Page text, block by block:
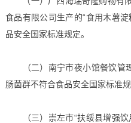
食品有限公司生产的“食用木薯
品安全国家标准规定。
（二）南宁市夜小馆餐饮管理
肠菌群不符合食品安全国家标准规
（三）崇左市“扶绥县增强饮